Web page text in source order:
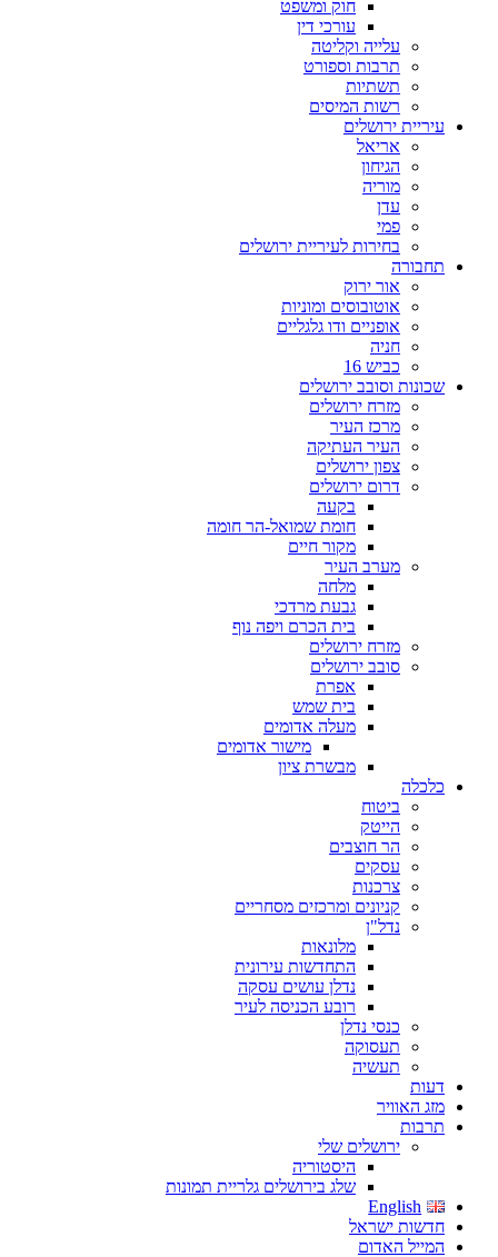
חוק ומשפט
עורכי דין
עלייה וקליטה
תרבות וספורט
תשתיות
רשות המיסים
עיריית ירושלים
אריאל
הגיחון
מוריה
עדן
פמי
בחירות לעיריית ירושלים
תחבורה
אור ירוק
אוטובוסים ומוניות
אופניים ודו גלגליים
חניה
כביש 16
שכונות וסובב ירושלים
מזרח ירושלים
מרכז העיר
העיר העתיקה
צפון ירושלים
דרום ירושלים
בקעה
חומת שמואל-הר חומה
מקור חיים
מערב העיר
מלחה
גבעת מרדכי
בית הכרם ויפה נוף
מזרח ירושלים
סובב ירושלים
אפרת
בית שמש
מעלה אדומים
מישור אדומים
מבשרת ציון
כלכלה
ביטוח
הייטק
הר חוצבים
עסקים
צרכנות
קניונים ומרכזים מסחריים
נדל"ן
מלונאות
התחדשות עירונית
נדלן עושים עסקה
רובע הכניסה לעיר
כנסי נדלן
תעסוקה
תעשיה
דעות
מזג האוויר
תרבות
ירושלים שלי
היסטוריה
שלג בירושלים גלריית תמונות
English
חדשות ישראל
המייל האדום